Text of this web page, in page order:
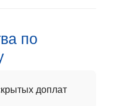
по
доплат